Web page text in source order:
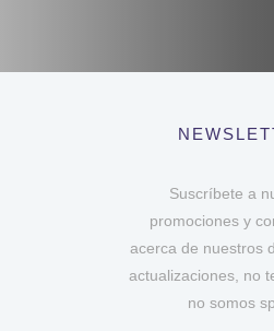
Suscríbete a
promociones y
acerca de nuestros
actualizaciones, no
no somos